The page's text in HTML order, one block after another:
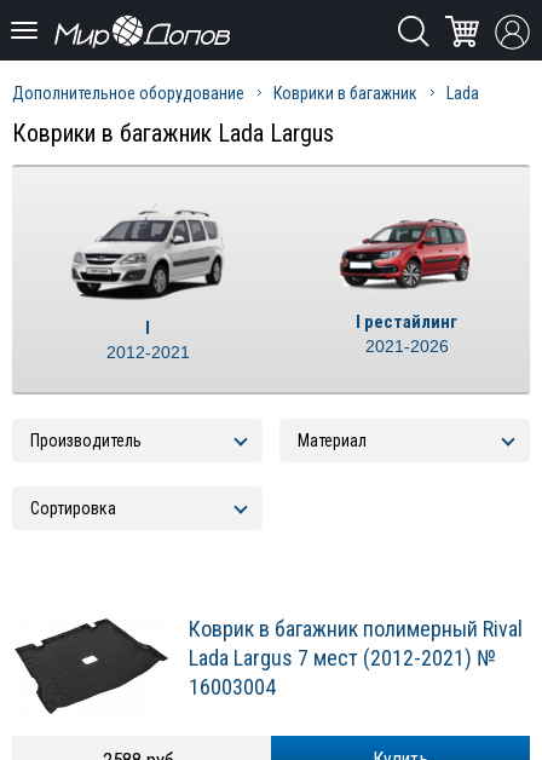
Дополнительное оборудование Коврики в багажник Lada
Коврики в багажник Lada Largus
I
2012-2021
I рестайлинг
2021-2026
Коврик в багажник полимерный Rival
Lada Largus 7 мест (2012-2021) №
16003004